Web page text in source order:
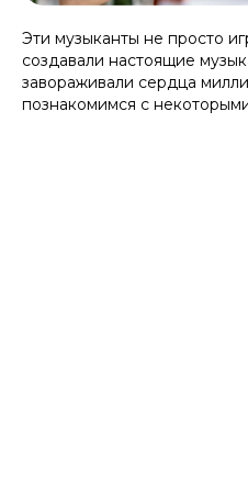
Эти музыканты не просто
создавали настоящие
завораживали сердца
познакомимся с